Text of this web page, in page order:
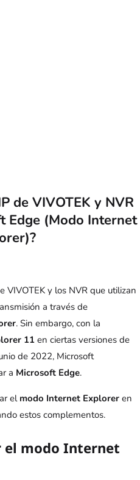
de VIVOTEK y NVR
Edge (Modo Internet
VIVOTEK y los NVR que utilizan
a través de
. Sin embargo, con la
11en ciertas versiones de
de 2022, Microsoft
a Microsoft Edge.
el modo Internet Explorer en
estos complementos.
el modo Internet